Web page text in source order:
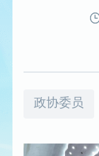
政协委员